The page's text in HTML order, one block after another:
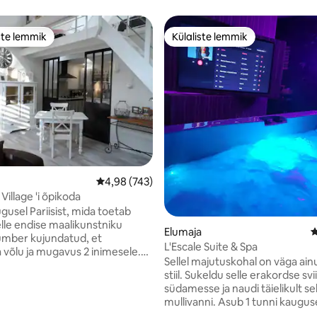
453 hinnangut
lemmik
lemmik
Keskmine hinnang 4,98/5, 743 hinnangut
4,98 (743)
'i õpikoda
Pariisist, mida toetab
endise maalikunstniku
kujundatud, et
ja mugavus 2 inimesele.
Külaliste lemmik
Külaliste lemmik
Elumaja
L'Escale Suite & Spa
Sellel majutuskohal on väga
stiil. Sukeldu selle erakordse
südamesse ja naudi täielikult
mullivanni. Asub 1 tunni kaugusel Pariisist,